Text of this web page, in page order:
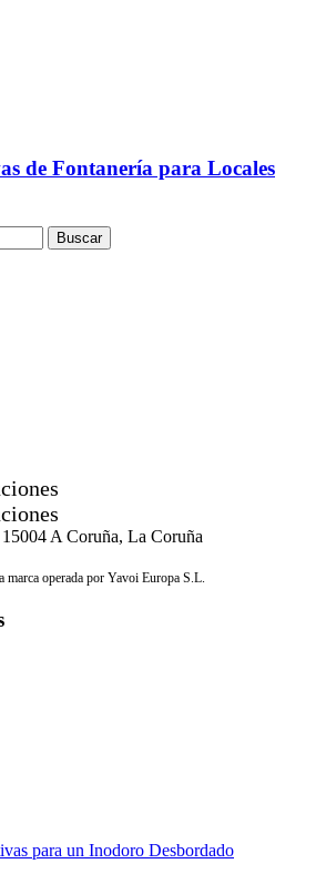
de Fontanería para Locales
Buscar
A Coruña, La Coruña
marca operada por Yavoi Europa S.L.
para un Inodoro Desbordado